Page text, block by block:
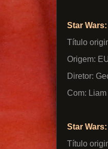
Star
Título
Origem:
Diretor:
Com:
Star
Título